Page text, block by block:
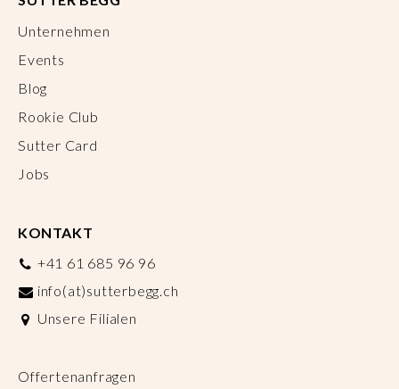
Unternehmen
Events
Blog
Rookie Club
Sutter Card
Jobs
KONTAKT
+41 61 685 96 96
info(at)sutterbegg.ch
Unsere Filialen
Offertenanfragen